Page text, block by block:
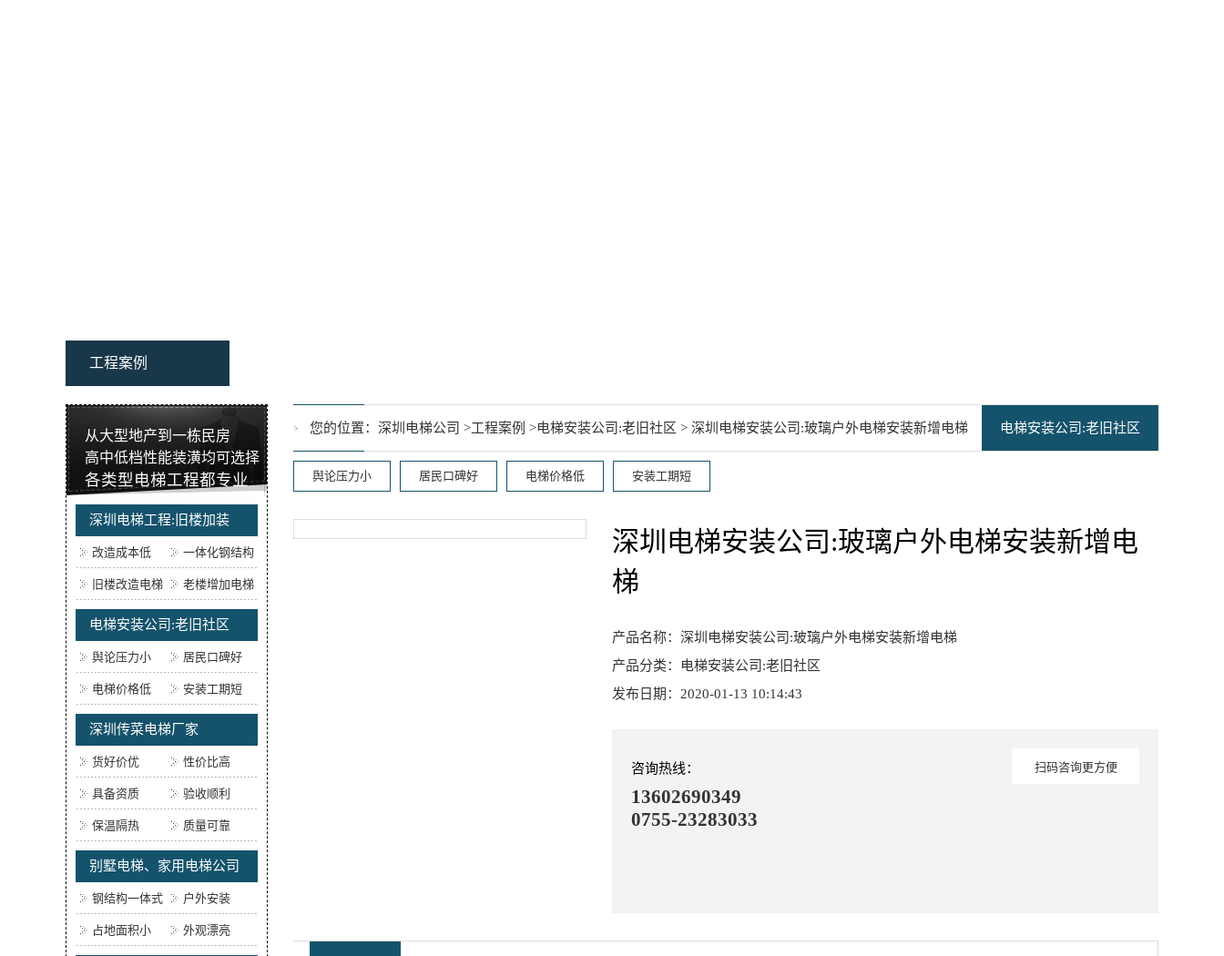
工程案例
电梯安装公司:老旧社区
您的位置： 深圳电梯公司 >工程案例 >电梯安装公司:老旧社区 > 深圳电梯安装公司:玻璃户外电梯安装新增电梯
舆论压力小 居民口碑好 电梯价格低 安装工期短
深圳电梯安装公司:玻璃户外电梯安装新增电
梯
产品名称：深圳电梯安装公司:玻璃户外电梯安装新增电梯
产品分类：电梯安装公司:老旧社区
发布日期： 2020-01-13 10:14:43
扫码咨询更方便
咨询热线：
13602690349
0755-23283033
从大型地产到一栋民房
高中低档性能装潢均可选择
各类型电梯工程都专业
深圳电梯工程:旧楼加装
改造成本低 一体化钢结构
旧楼改造电梯 老楼增加电梯
电梯安装公司:老旧社区
舆论压力小 居民口碑好
电梯价格低 安装工期短
深圳传菜电梯厂家
货好价优 性价比高
具备资质 验收顺利
保温隔热 质量可靠
别墅电梯、家用电梯公司
钢结构一体式 户外安装
占地面积小 外观漂亮